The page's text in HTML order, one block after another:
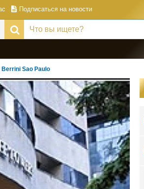
Подписаться на новости
Sao Paulo